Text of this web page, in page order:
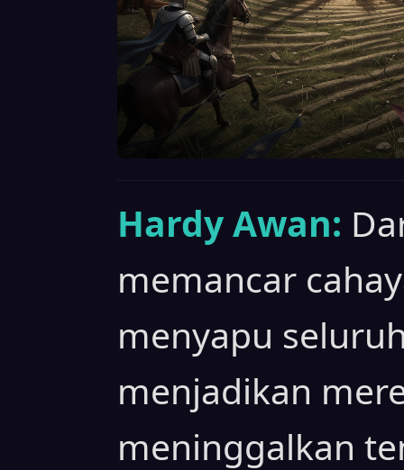
Hardy Awan:
memancar
menyapu
menjadikan
meninggalkan